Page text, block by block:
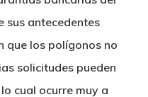
sus antecedentes
que los polígonos no
solicitudes pueden
cual ocurre muy a